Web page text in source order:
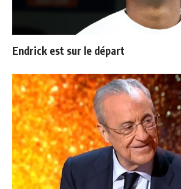
Endrick est sur le départ